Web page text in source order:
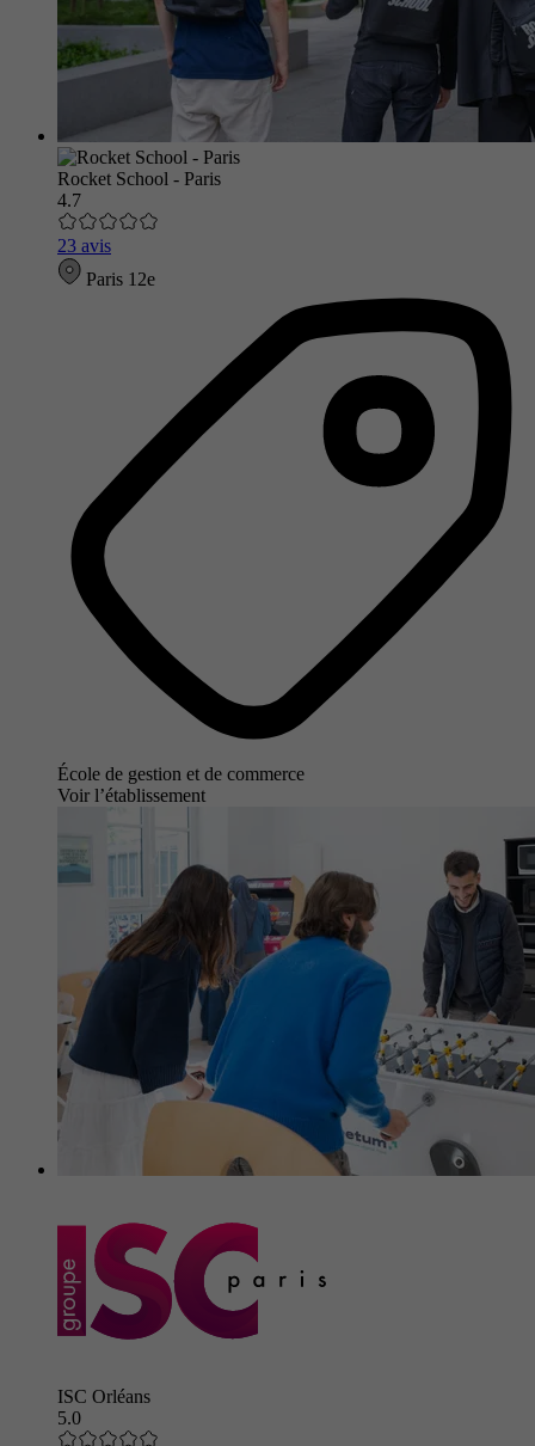
Rocket School - Paris
4.7
23 avis
Paris 12e
École de gestion et de commerce
Voir l’établissement
ISC Orléans
5.0